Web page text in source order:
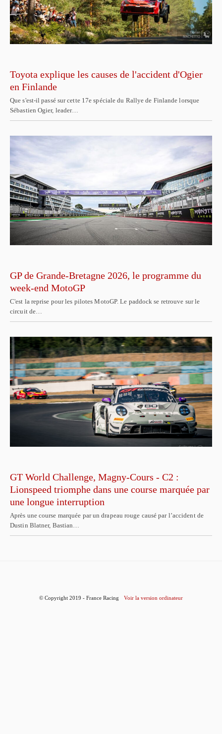
Toyota explique les causes de l'accident d'Ogier
en Finlande
Que s'est-il passé sur cette 17e spéciale du Rallye de Finlande lorsque
Sébastien Ogier, leader…
GP de Grande-Bretagne 2026, le programme du
week-end MotoGP
C'est la reprise pour les pilotes MotoGP. Le paddock se retrouve sur le
circuit de…
GT World Challenge, Magny-Cours - C2 :
Lionspeed triomphe dans une course marquée par
une longue interruption
Après une course marquée par un drapeau rouge causé par l’accident de
Dustin Blatner, Bastian…
© Copyright 2019 - France Racing Voir la version ordinateur